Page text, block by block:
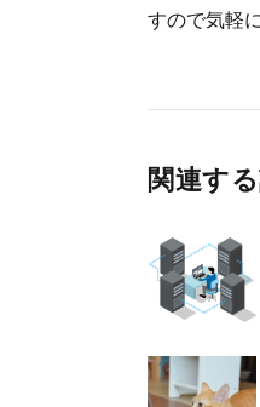
すので気軽
関連す